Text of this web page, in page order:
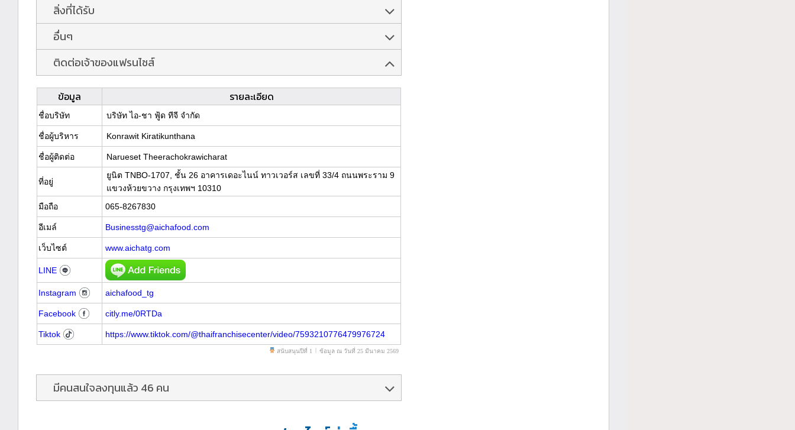
สิ่งที่ได้รับ
อื่นๆ
ติดต่อเจ้าของแฟรนไชส์
ข้อมูล รายละเอียด
ชื่อบริษัท บริษัท ไอ-ชา ฟู้ด ทีจี จำกัด
ชื่อผู้บริหาร Konrawit Kiratikunthana
ชื่อผู้ติดต่อ Narueset Theerachokrawicharat
ที่อยู่
ยูนิต TNBO-1707, ชั้น 26 อาคารเดอะไนน์ ทาวเวอร์ส เลขที่ 33/4 ถนนพระราม 9
แขวงห้วยขวาง กรุงเทพฯ 10310
มือถือ
065-8267830
อีเมล์ Businesstg@aichafood.com
เว็บไซต์ www.aichatg.com
LINE
Instagram aichafood_tg
Facebook citly.me/0RTDa
Tiktok https://www.tiktok.com/@thaifranchisecenter/video/7593210776479976724
ข้อมูล ณ วันที่ 25 มีนาคม 2569
|
สนับสนุนปีที่ 1
มีคนสนใจลงทุนแล้ว 46 คน